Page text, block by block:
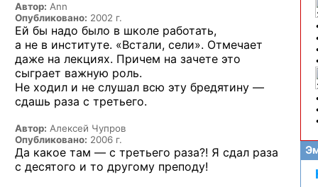
Автор: Ann
Опубликовано: 2002 г.
Ей бы надо было в школе работать,
а не в институте. «Встали, сели». Отмечает
даже на лекциях. Причем на зачете это
сыграет важную роль.
Не ходил и не слушал всю эту бредятину —
сдашь раза с третьего.
Автор: Алексей Чупров
Опубликовано: 2006 г.
Да какое там — с третьего раза?! Я сдал раза
с десятого и то другому преподу!